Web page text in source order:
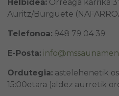
Helbidea: Orreaga karrika
Auritz/Burguete
Telefonoa: 948 79 04 39
E-Posta:
Ordutegia: astelehenetik
15:00etara (aldez aurretik